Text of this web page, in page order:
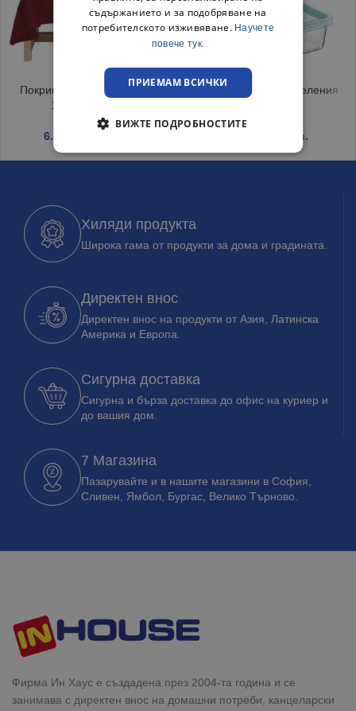
Покривка за маса Тринити
120/150 Бордо
6.45
Контейнер с две отделения
/ 2.72 лв.
Хиляди продукта
Широка гама от продукти за дома и градината.
Директен внос
Директен внос на продукти от Азия, Латинска
Америка и Европа.
Сигурна доставка
Сигурна и бърза доставка до офис на куриер и
до вашия дом.
7 Магазина
Пазарувайте и в нашите магазини в София,
Сливен, Ямбол, Бургас, Велико Търново.
Фирма Ин Хаус е създадена през 2004-та година и се
занимава с директен внос на домашни потреби, канцеларски
съдържанието и за подобряване на
потребителското изживяване. Научете
повече тук.
ПРИЕМАМ ВСИЧКИ
ВИЖТЕ ПОДРОБНОСТИТЕ